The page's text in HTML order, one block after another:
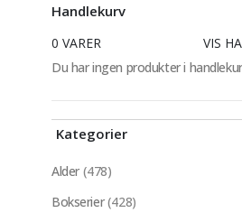
Handlekurv
0 VARER
VIS
Du har ingen produkter i
Kategorier
Alder (478)
Bokserier(428)